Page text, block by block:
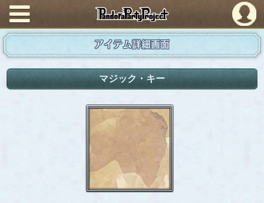
PandoraPartyProject
アイテム詳細画面
マジック・キー